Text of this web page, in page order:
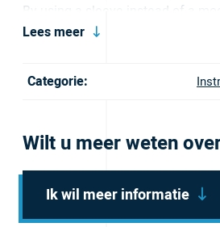
By using a sleeve instead of a
is minimized, ensuring better
Lees meer
Categorie:
Wilt u meer weten
Ik wil meer informatie